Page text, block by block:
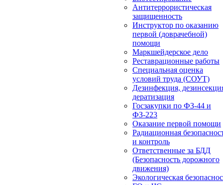
Антитеррористическая
защищенность
Инструктор по оказанию
первой (доврачебной)
помощи
Маркшейдерское дело
Реставрационные работы
Специальная оценка
условий труда (СОУТ)
Дезинфекция,
дератизация
Госзакупки по ФЗ-44 и
ФЗ-223
Оказание первой помощи
Радиационная
и контроль
Ответственные за БДД
(Безопасность дорожного
движения)
Экологическая